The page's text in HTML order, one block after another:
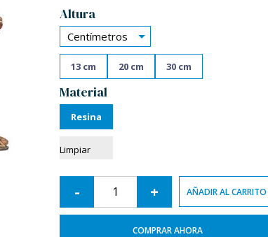
Altura
Centímetros
13 cm 20 cm 30 cm
Material
Resina
Limpiar
- + AÑADIR AL CARRITO
COMPRAR AHORA